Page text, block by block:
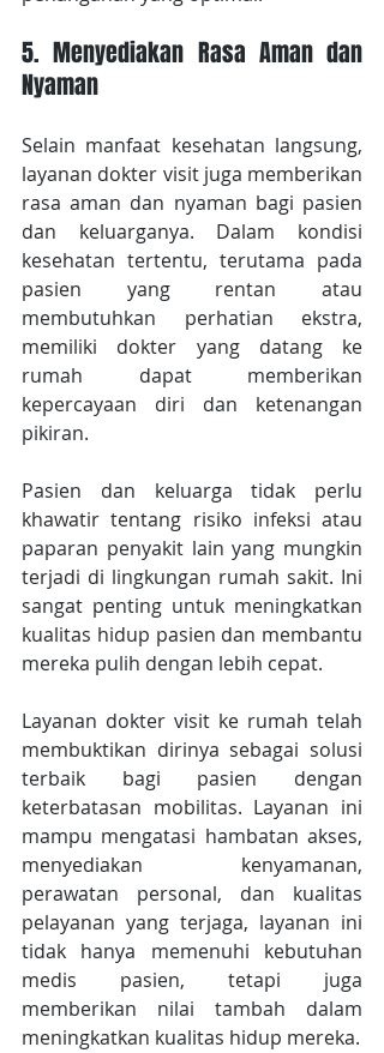
5. Menyediakan Rasa Aman dan
Nyaman
Selain manfaat kesehatan langsung,
layanan dokter visit juga memberikan
rasa aman dan nyaman bagi pasien
dan keluarganya. Dalam kondisi
kesehatan tertentu, terutama pada
pasien yang rentan atau
membutuhkan perhatian ekstra,
memiliki dokter yang datang ke
rumah dapat memberikan
kepercayaan diri dan ketenangan
pikiran.
Pasien dan keluarga tidak perlu
khawatir tentang risiko infeksi atau
paparan penyakit lain yang mungkin
terjadi di lingkungan rumah sakit. Ini
sangat penting untuk meningkatkan
kualitas hidup pasien dan membantu
mereka pulih dengan lebih cepat.
Layanan dokter visit ke rumah telah
membuktikan dirinya sebagai solusi
terbaik bagi pasien dengan
keterbatasan mobilitas. Layanan ini
mampu mengatasi hambatan akses,
menyediakan kenyamanan,
perawatan personal, dan kualitas
pelayanan yang terjaga, layanan ini
tidak hanya memenuhi kebutuhan
medis pasien, tetapi juga
memberikan nilai tambah dalam
meningkatkan kualitas hidup mereka.